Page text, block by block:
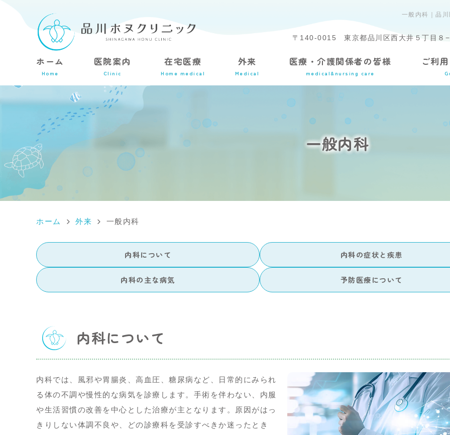
一般内科｜品
〒140-0015 東京都品川区西大井５丁目８
ホーム
Home
医院案内
Clinic
在宅医療
Home medical
外来
Medical
医療・介護関係者の皆様
medical&nursing care
ご利
一般内科
ホーム 外来 一般内科
内科について 内科の症状と疾患
内科の主な病気 予防医療について
内科について
内科では、風邪や胃腸炎、高血圧、糖尿病など、日常的にみられ
る体の不調や慢性的な病気を診療します。手術を伴わない、内服
や生活習慣の改善を中心とした治療が主となります。原因がはっ
きりしない体調不良や、どの診療科を受診すべきか迷ったとき